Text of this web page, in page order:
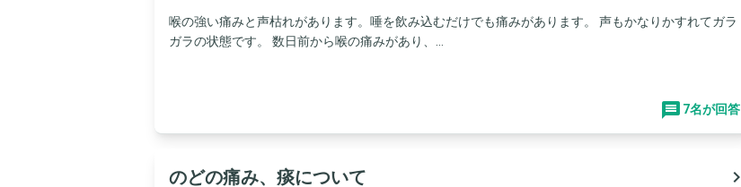
喉の強い痛みと声枯れがあります。唾を飲み込むだけでも痛みがあります。 声もかなりかすれてガラ
ガラの状態です。 数日前から喉の痛みがあり、...
7名が回答
のどの痛み、痰について
navigate_next